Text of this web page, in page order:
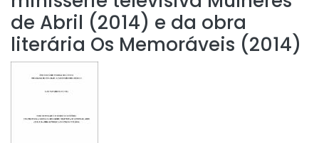
de Abril (2014) e da obra
literária Os Memoráveis (2014)